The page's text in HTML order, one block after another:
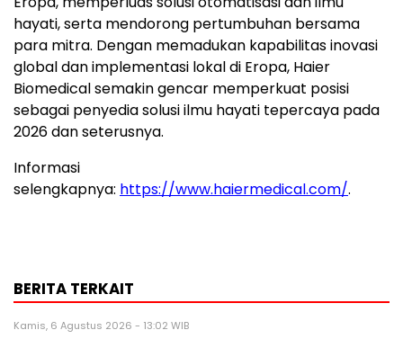
hayati, serta mendorong pertumbuhan bersama
para mitra. Dengan memadukan kapabilitas inovasi
global dan implementasi lokal di Eropa, Haier
Biomedical semakin gencar memperkuat posisi
sebagai penyedia solusi ilmu hayati tepercaya pada
2026 dan seterusnya.
Informasi
selengkapnya: https://www.haiermedical.com/.
BERITA TERKAIT
Kamis, 6 Agustus 2026 - 13:02 WIB